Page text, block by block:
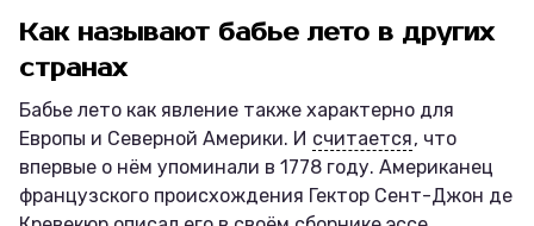
Как называют бабье лето в других
странах
Бабье лето как явление также характерно для
Европы и Северной Америки. И считается, что
впервые о нём упоминали в 1778 году. Американец
французского происхождения Гектор Сент-Джон де